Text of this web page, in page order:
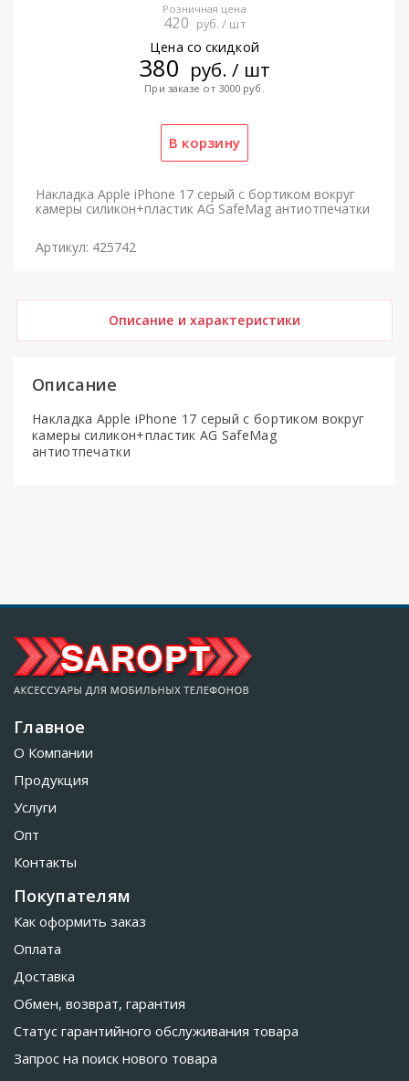
Розничная цена
420 руб. / шт
Цена со скидкой
380 руб. / шт
При заказе от 3000 руб.
Накладка Apple iPhone 17 серый с бортиком вокруг
камеры силикон+пластик AG SafeMag антиотпечатки
Артикул: 425742
Описание и характеристики
Описание
Накладка Apple iPhone 17 серый с бортиком вокруг
камеры силикон+пластик AG SafeMag
антиотпечатки
Главное
О Компании
Продукция
Услуги
Опт
Контакты
Покупателям
Как оформить заказ
Оплата
Доставка
Обмен, возврат, гарантия
Статус гарантийного обслуживания товара
Запрос на поиск нового товара